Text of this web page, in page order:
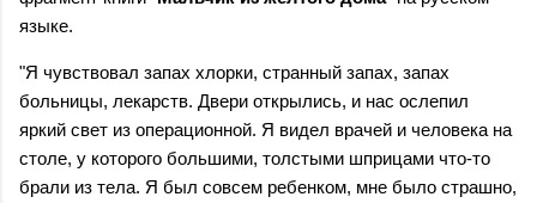
языке.
"Я чувствовал запах хлорки, странный запах, запах
больницы, лекарств. Двери открылись, и нас ослепил
яркий свет из операционной. Я видел врачей и человека на
столе, у которого большими, толстыми шприцами что-то
брали из тела. Я был совсем ребенком, мне было страшно,